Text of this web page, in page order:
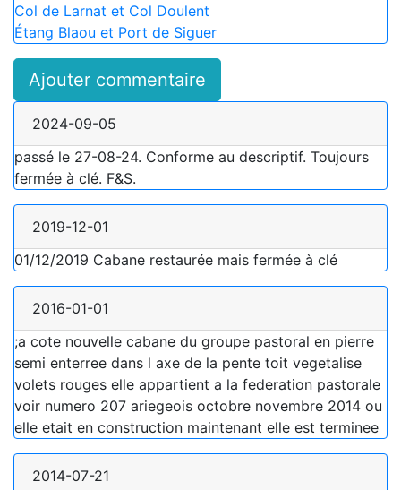
Col de Larnat et Col Doulent
Étang Blaou et Port de Siguer
Ajouter commentaire
2024-09-05
passé le 27-08-24. Conforme au descriptif. Toujours
fermée à clé. F&S.
2019-12-01
01/12/2019 Cabane restaurée mais fermée à clé
2016-01-01
;a cote nouvelle cabane du groupe pastoral en pierre
semi enterree dans l axe de la pente toit vegetalise
volets rouges elle appartient a la federation pastorale
voir numero 207 ariegeois octobre novembre 2014 ou
elle etait en construction maintenant elle est terminee
2014-07-21